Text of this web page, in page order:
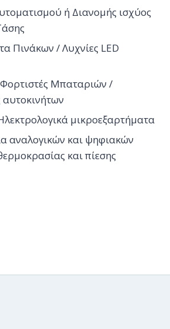
ή Διανομής ισχύος
Πινάκων / Λυχνίες LED
Φορτιστές Μπαταριών /
αυτοκινήτων
μικροεξαρτήματα
αναλογικών και ψηφιακών
και πίεσης